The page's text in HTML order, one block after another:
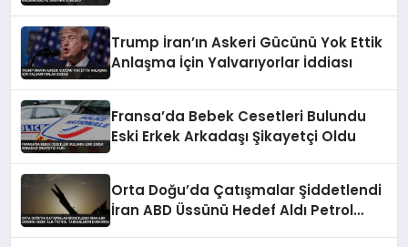
Trump İran’ın Askeri Gücünü Yok Ettik
Anlaşma İçin Yalvarıyorlar İddiası
Fransa’da Bebek Cesetleri Bulundu
Eski Erkek Arkadaşı Şikayetçi Oldu
Orta Doğu’da Çatışmalar Şiddetlendi
İran ABD Üssünü Hedef Aldı Petrol